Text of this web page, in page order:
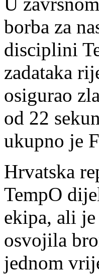
borba za
disciplini
zadataka
osigurao
od 22
ukupno je
Hrvatska
TempO
ekipa, ali
osvojila
jednom